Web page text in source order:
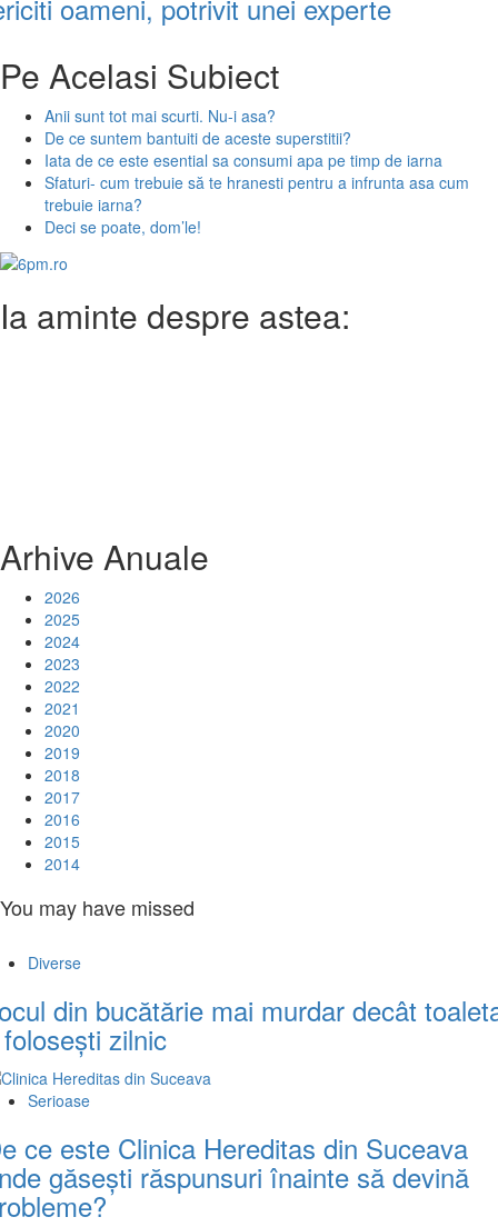
oameni, potrivit unei experte
Pe Acelasi Subiect
Anii sunt tot mai scurti. Nu-i asa?
De ce suntem bantuiti de aceste superstitii?
Iata de ce este esential sa consumi apa pe timp de iarna
Sfaturi- cum trebuie să te hranesti pentru a infrunta asa cum
trebuie iarna?
Deci se poate, dom’le!
Ia aminte despre astea:
Arhive Anuale
2026
2025
2024
2023
2022
2021
2020
2019
2018
2017
2016
2015
2014
You may have missed
Diverse
din bucătărie mai murdar decât
zilnic
Serioase
ce este Clinica Hereditas din Suceava
găsești răspunsuri înainte să devină